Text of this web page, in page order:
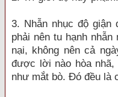
3. Nhẫn nhục độ giận
phải nên tu hạnh nhẫn
nại, không nên cả
được lời nào hòa
như mắt bò. Đó đều là